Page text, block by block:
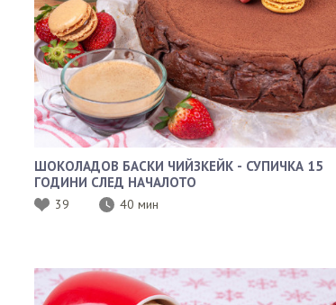
ШОКОЛАДОВ БАСКИ ЧИЙЗКЕЙК - СУПИЧКА 15
ГОДИНИ СЛЕД НАЧАЛОТО
39 40 мин